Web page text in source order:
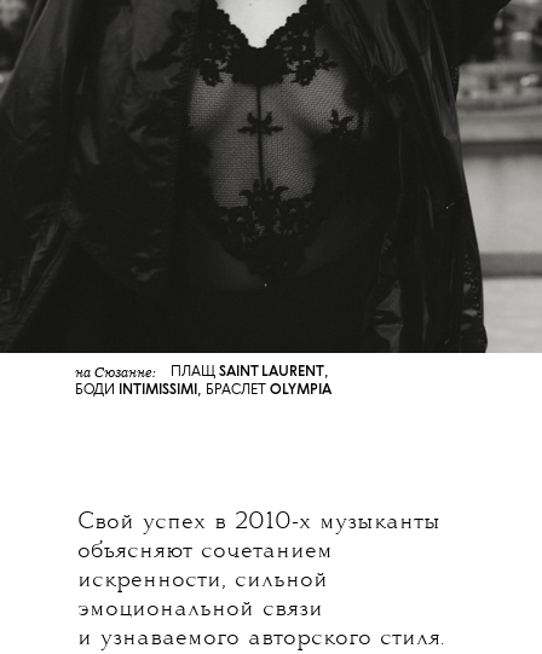
на Сюзанне: ПЛАЩ SAINT LAURENT,
БОДИ
NTIMISSIM , БРАСЛЕТ OLYMPIA
Свой успех в 2010-х музыканты
объясняют сочетанием
искренности, сильной
эмоциональной связи
и узнаваемого авторского стиля.